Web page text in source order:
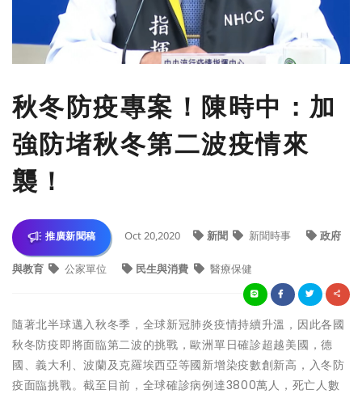
秋冬防疫專案！陳時中：加
強防堵秋冬第二波疫情來
襲！
推廣新聞稿 Oct 20,2020 新聞 新聞時事 政府
與教育 公家單位 民生與消費 醫療保健
隨著北半球邁入秋冬季，全球新冠肺炎疫情持續升溫，因此各國
秋冬防疫即將面臨第二波的挑戰，歐洲單日確診超越美國，德
國、義大利、波蘭及克羅埃西亞等國新增染疫數創新高，入冬防
疫面臨挑戰。截至目前，全球確診病例達3800萬人，死亡人數